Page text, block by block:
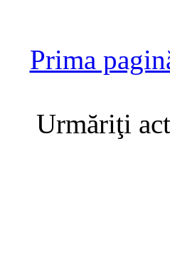
Prima
Urmăriţi